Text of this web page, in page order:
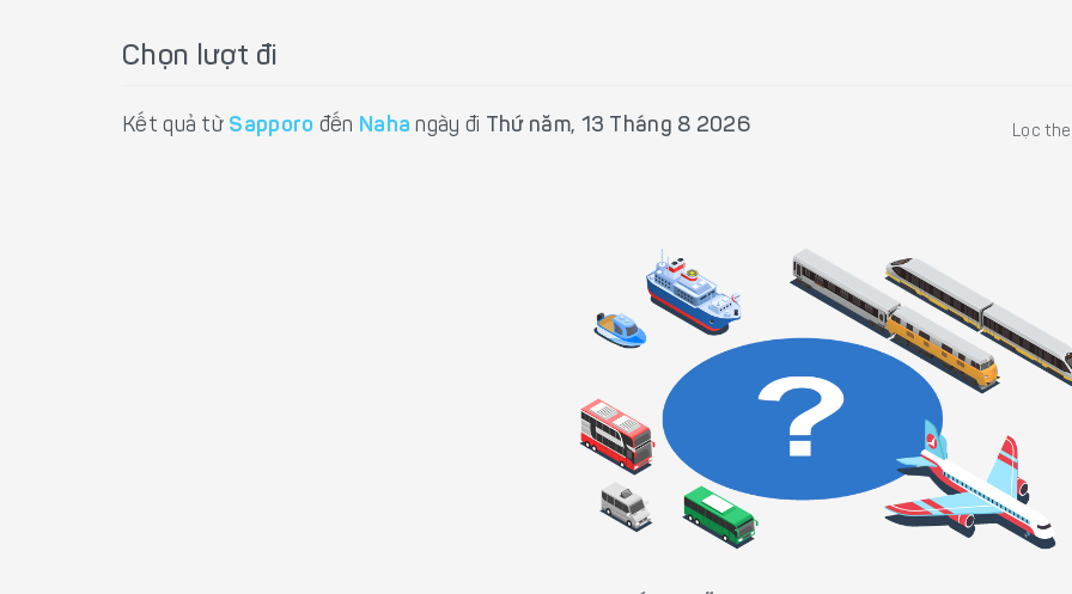
Chọn lượt đi
Kết quả từ Sapporo đến Naha ngày đi Thứ năm, 13 Tháng 8 2026 Lọc